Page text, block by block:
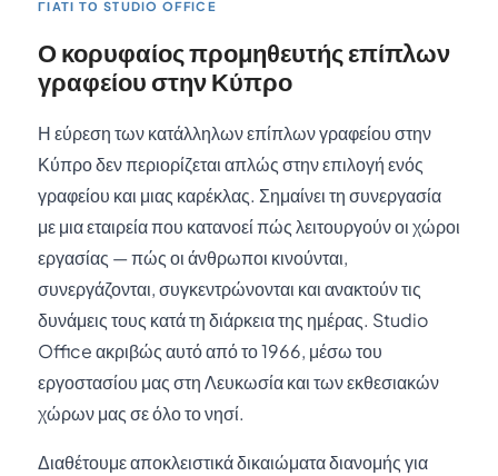
ΓΙΑΤΊ ΤΟ STUDIO OFFICE
Ο κορυφαίος προμηθευτής επίπλων
γραφείου στην Κύπρο
Η εύρεση των κατάλληλων επίπλων γραφείου στην
Κύπρο δεν περιορίζεται απλώς στην επιλογή ενός
γραφείου και μιας καρέκλας. Σημαίνει τη συνεργασία
με μια εταιρεία που κατανοεί πώς λειτουργούν οι χώροι
εργασίας — πώς οι άνθρωποι κινούνται,
συνεργάζονται, συγκεντρώνονται και ανακτούν τις
δυνάμεις τους κατά τη διάρκεια της ημέρας. Studio
Office ακριβώς αυτό από το 1966, μέσω του
εργοστασίου μας στη Λευκωσία και των εκθεσιακών
χώρων μας σε όλο το νησί.
Διαθέτουμε αποκλειστικά δικαιώματα διανομής για